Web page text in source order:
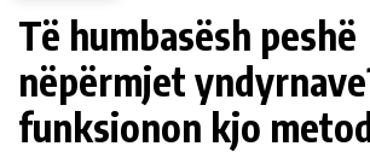
Të humbasësh peshë
nëpërmjet
funksionon kjo